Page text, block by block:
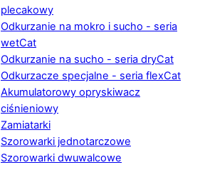
plecakowy
Odkurzanie na mokro i sucho - seria
wetCat
Odkurzanie na sucho - seria dryCat
Odkurzacze specjalne - seria flexCat
Akumulatorowy opryskiwacz
ciśnieniowy
Zamiatarki
Szorowarki jednotarczowe
Szorowarki dwuwalcowe